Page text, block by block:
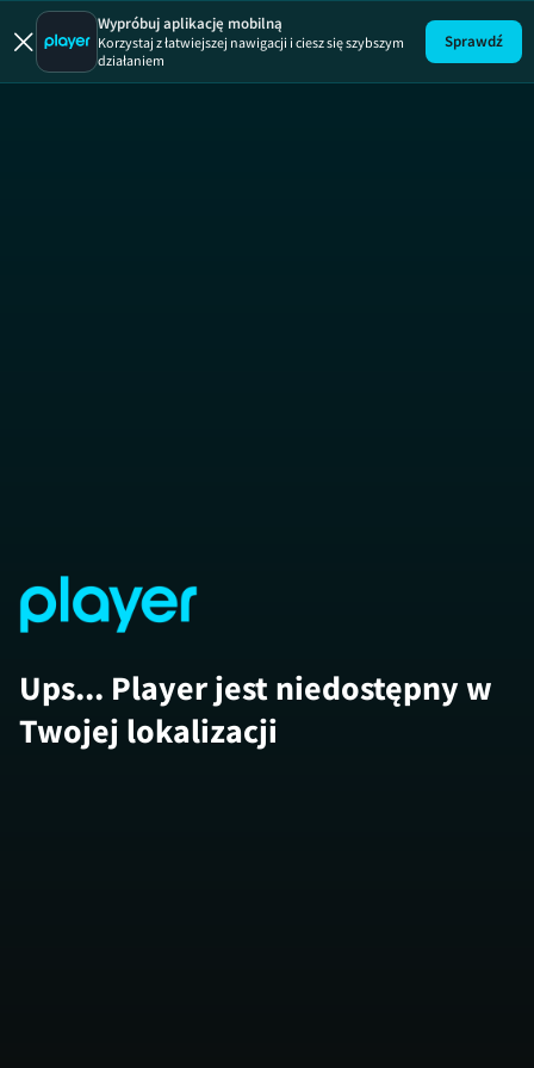
Wypróbuj aplikację mobilną
Korzystaj z łatwiejszej nawigacji i ciesz się szybszym
działaniem
Sprawdź
Ups... Player jest niedostępny w
Twojej lokalizacji